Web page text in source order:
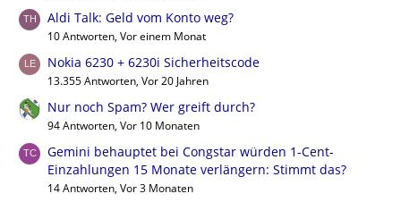
Aldi Talk: Geld vom Konto weg?
10 Antworten, Vor einem Monat
Nokia 6230 + 6230i Sicherheitscode
13.355 Antworten, Vor 20 Jahren
Nur noch Spam? Wer greift durch?
94 Antworten, Vor 10 Monaten
Gemini behauptet bei Congstar würden 1-Cent-
Einzahlungen 15 Monate verlängern: Stimmt das?
14 Antworten, Vor 3 Monaten